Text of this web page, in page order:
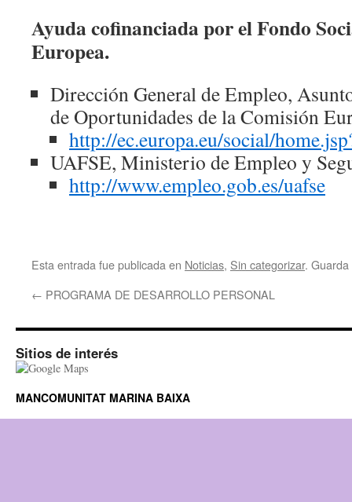
Ayuda cofinanciada por el Fondo
Europea.
Dirección General de Empleo,
de Oportunidades de la Comisión
http://ec.europa.eu/social/
UAFSE, Ministerio de Empleo y
http://www.empleo.gob.es/uafse
Esta entrada fue publicada en Noticias, Sin categorizar.
← PROGRAMA DE DESARROLLO PERSONAL
Sitios de interés
MANCOMUNITAT MARINA BAIXA